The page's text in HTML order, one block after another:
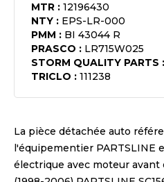
MTR : 12196430
NTY : EPS-LR-000
PMM : BI 43044 R
PRASCO : LR715W025
STORM QUALITY PARTS :
TRICLO : 111238
La pièce détachée auto
l'équipementier PARTSLINE
électrique avec moteur